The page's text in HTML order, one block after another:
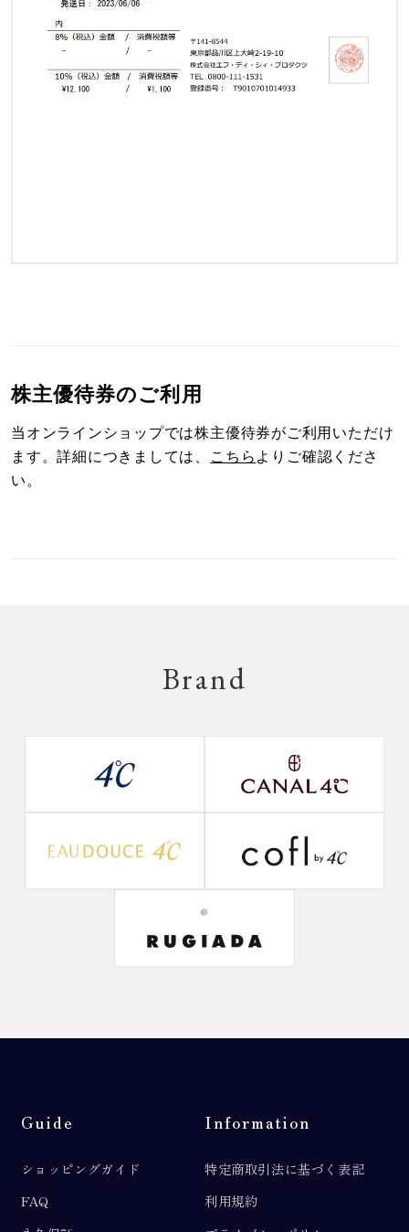
株主優待券のご利用
当オンラインショップでは株主優待券がご利用いただけ
ます。詳細につきましては、
こちら よりご確認くださ
い。
Brand
Guide
ショッピングガイド
FAQ
Information
特定商取引法に基づく表記
利用規約